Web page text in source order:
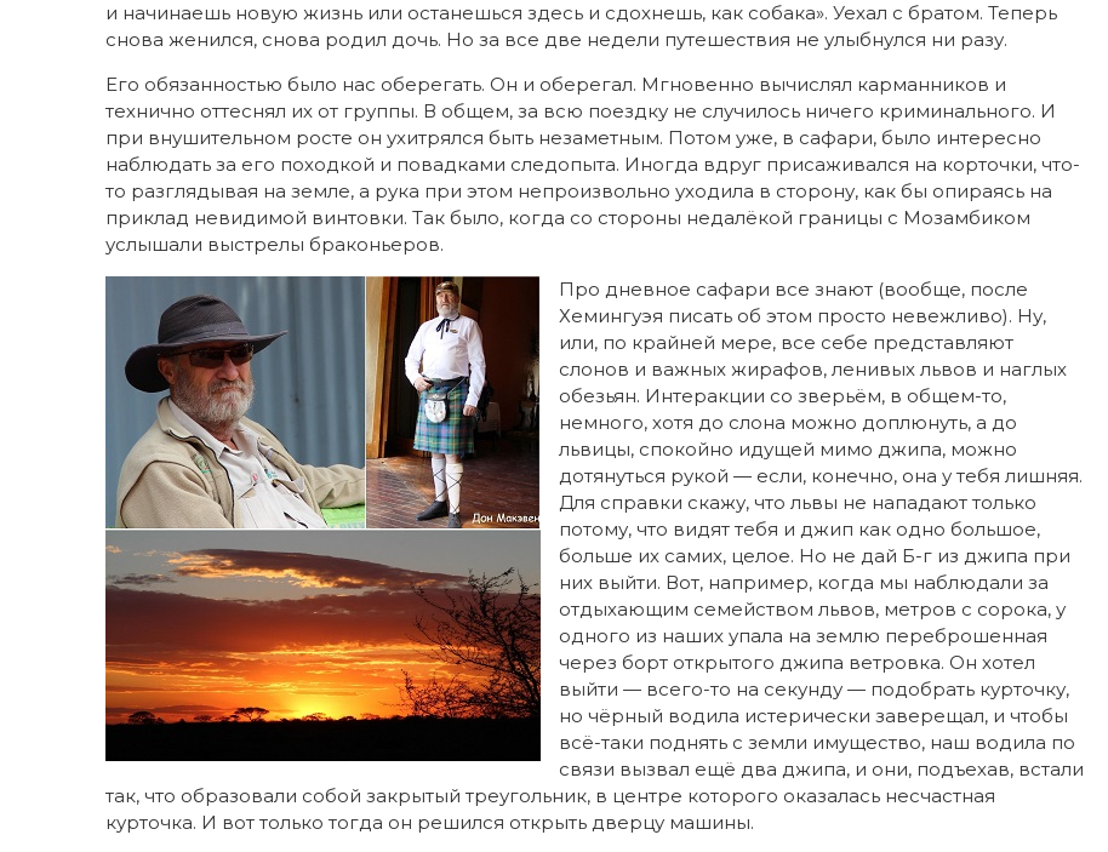
и начинаешь новую жизнь или останешься здесь и сдохнешь, как собака». Уехал с братом. Теперь
снова женился, снова родил дочь. Но за все две недели путешествия не улыбнулся ни разу.
Его обязанностью было нас оберегать. Он и оберегал. Мгновенно вычислял карманников и
технично оттеснял их от группы. В общем, за всю поездку не случилось ничего криминального. И
при внушительном росте он ухитрялся быть незаметным. Потом уже, в сафари, было интересно
наблюдать за его походкой и повадками следопыта. Иногда вдруг присаживался на корточки, что-
то разглядывая на земле, а рука при этом непроизвольно уходила в сторону, как бы опираясь на
приклад невидимой винтовки. Так было, когда со стороны недалёкой границы с Мозамбиком
услышали выстрелы браконьеров.
Про дневное сафари все знают (вообще, после
Хемингуэя писать об этом просто невежливо). Ну,
или, по крайней мере, все себе представляют
слонов и важных жирафов, ленивых львов и наглых
обезьян. Интеракции со зверьём, в общем-то,
немного, хотя до слона можно доплюнуть, а до
львицы, спокойно идущей мимо джипа, можно
дотянуться рукой — если, конечно, она у тебя лишняя.
Для справки скажу, что львы не нападают только
потому, что видят тебя и джип как одно большое,
больше их самих, целое. Но не дай Б-г из джипа при
них выйти. Вот, например, когда мы наблюдали за
отдыхающим семейством львов, метров с сорока, у
одного из наших упала на землю переброшенная
через борт открытого джипа ветровка. Он хотел
выйти — всего-то на секунду — подобрать курточку,
но чёрный водила истерически заверещал, и чтобы
всё-таки поднять с земли имущество, наш водила по
связи вызвал ещё два джипа, и они, подъехав, встали
так, что образовали собой закрытый треугольник, в центре которого оказалась несчастная
курточка. И вот только тогда он решился открыть дверцу машины.